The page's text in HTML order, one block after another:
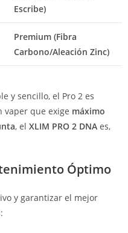
Escribe)
Premium (Fibra
Carbono/Aleación Zinc)
y sencillo, el Pro 2 es
vaper que exige máximo
, el XLIM PRO 2 DNA es,
Óptimo
y garantizar el mejor